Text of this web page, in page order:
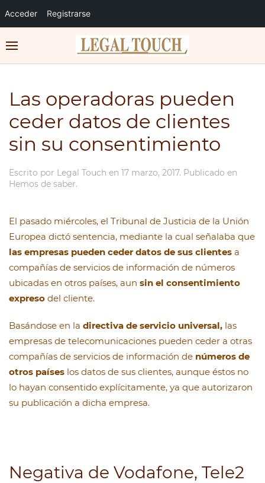
Acceder Registrarse
Las operadoras pueden
ceder datos de clientes
sin su consentimiento
Escrito por Legal Touch en 17 marzo, 2017. Publicado en
Hemos de saber.
El pasado miércoles, el Tribunal de Justicia de la Unión
Europea dictó sentencia, mediante la cual señalaba que
las empresas pueden ceder datos de sus clientes a
compañías de servicios de información de números
ubicadas en otros países, aun sin el consentimiento
expreso del cliente.
Basándose en la directiva de servicio universal, las
empresas de telecomunicaciones pueden ceder a otras
compañías de servicios de información de números de
otros países los datos de sus clientes, aunque éstos no
lo hayan consentido explícitamente, ya que autorizaron
su publicación a dicha empresa.
Negativa de Vodafone, Tele2